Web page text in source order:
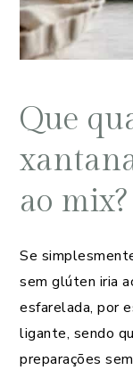
Que
ao mix?
Se
sem glúten iria
esfarelada, por
ligante, sendo
preparações